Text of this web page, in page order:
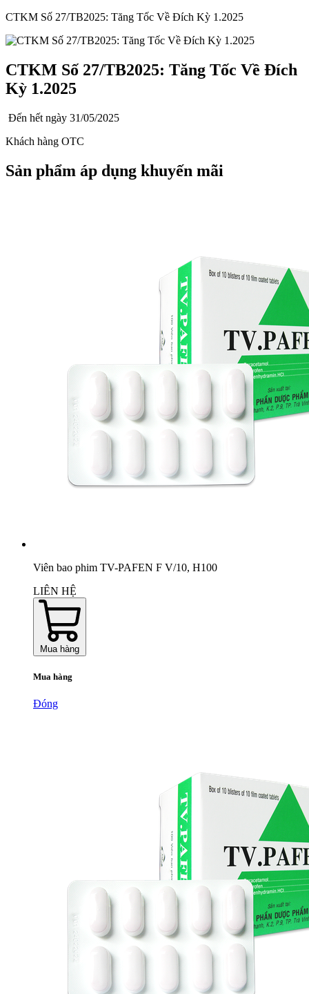
CTKM Số 27/TB2025: Tăng Tốc Về Đích Kỳ 1.2025
CTKM Số 27/TB2025: Tăng Tốc Về Đích
Kỳ 1.2025
Đến hết ngày 31/05/2025
Khách hàng OTC
Sản phẩm áp dụng khuyến mãi
Viên bao phim TV-PAFEN F V/10, H100
LIÊN HỆ
Mua hàng
Mua hàng
Đóng